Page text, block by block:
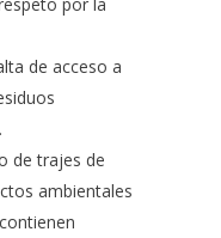
de acceso a
de trajes de
ambientales